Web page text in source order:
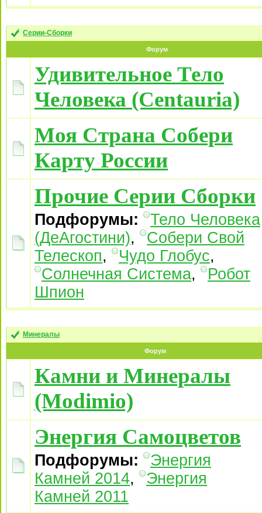
Серии-Сборки
Форум
Удивительное Тело
Человека (Centauria)
Моя Страна Собери
Карту России
Прочие Серии Сборки
Подфорумы:
Тело Человека
(ДеАгостини),
Собери Свой
Телескоп, Чудо Глобус,
Солнечная Система,
Робот
Шпион
Минералы
Форум
Камни и Минералы
(Modimio)
Энергия Самоцветов
Подфорумы:
Энергия
Камней 2014,
Энергия
Камней 2011